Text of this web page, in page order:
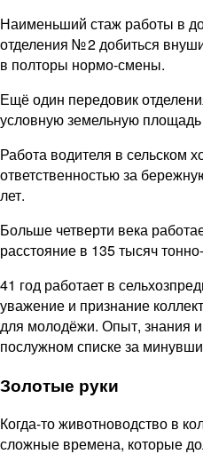
Наименьший стаж работы в
отделения № 2 добиться
в полторы нормо-смены.
Ещё один передовик
условную земельную
Работа водителя в сельском
ответственностью за
лет.
Больше четверти века
расстояние в 135 тысяч
41 год работает в
уважение и признание
для молодёжи. Опыт, знания
послужном списке за
Золотые руки
Когда-то животноводство в
сложные времена, которые